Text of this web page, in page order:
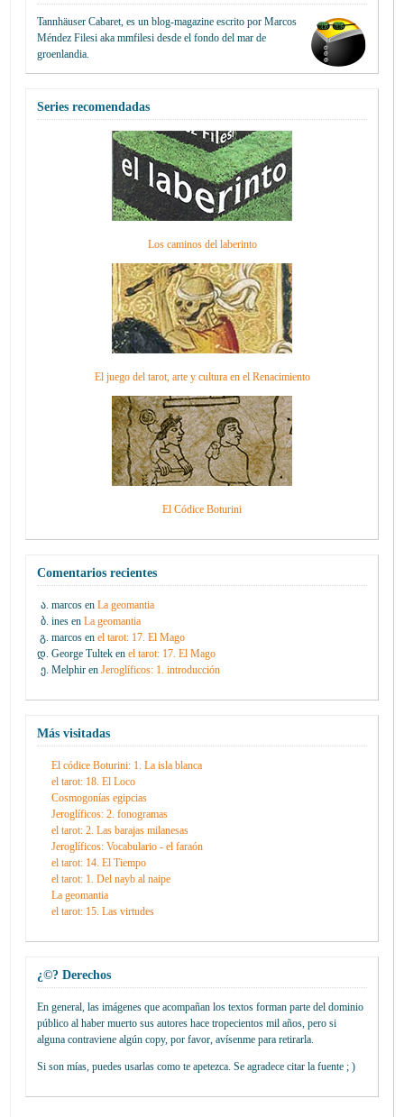
Tannhäuser Cabaret, es un blog-magazine escrito porMarcos
Méndez Filesi aka mmfilesi desdeel fondo del mar de
groenlandia.
Series recomendadas
Los caminos del laberinto
El juego del tarot, arte y cultura en el Renacimiento
El Códice Boturini
Comentarios recientes
marcos enLa geomantia
ines enLa geomantia
marcos enel tarot: 17. El Mago
George Tultek enel tarot: 17. El Mago
Melphir enJeroglíficos: 1. introducción
Más visitadas
El códice Boturini: 1. La isla blanca
el tarot: 18. El Loco
Cosmogonías egipcias
Jeroglíficos: 2. fonogramas
el tarot: 2. Las barajas milanesas
Jeroglíficos: Vocabulario - el faraón
el tarot: 14. El Tiempo
el tarot: 1. Del nayb al naipe
La geomantia
el tarot: 15. Las virtudes
¿©? Derechos
En general, las imágenes que acompañan los textos forman parte del dominio
público al haber muerto sus autores hace tropecientos mil años, pero si
alguna contraviene algún copy, por favor, avísenme para retirarla.
Si son mías, puedes usarlas como te apetezca. Se agradece citar la fuente ; )